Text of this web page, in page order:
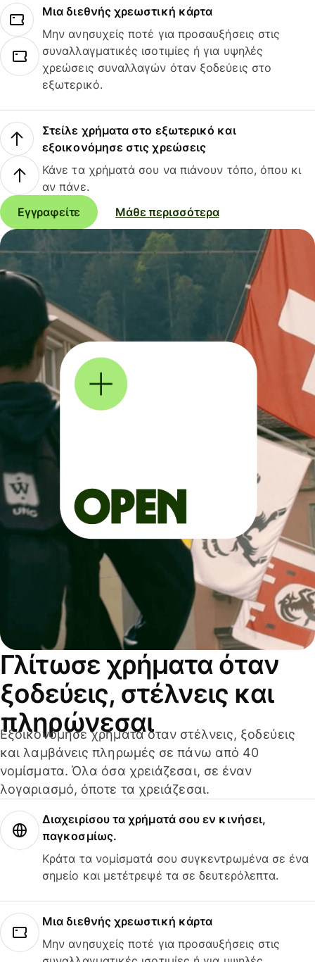
Μια διεθνής χρεωστική κάρτα
Μην ανησυχείς ποτέ για προσαυξήσεις στις
συναλλαγματικές ισοτιμίες ή για υψηλές
χρεώσεις συναλλαγών όταν ξοδεύεις στο
εξωτερικό.
Στείλε χρήματα στο εξωτερικό και
εξοικονόμησε στις χρεώσεις
Κάνε τα χρήματά σου να πιάνουν τόπο, όπου κι
αν πάνε.
Εγγραφείτε
Μάθε περισσότερα
Γλίτωσε χρήματα όταν
ξοδεύεις, στέλνεις και
πληρώνεσαι
Εξοικονόμησε χρήματα όταν στέλνεις, ξοδεύεις
και λαμβάνεις πληρωμές σε πάνω από 40
νομίσματα. Όλα όσα χρειάζεσαι, σε έναν
λογαριασμό, όποτε τα χρειάζεσαι.
Διαχειρίσου τα χρήματά σου εν κινήσει,
παγκοσμίως.
Κράτα τα νομίσματά σου συγκεντρωμένα σε ένα
σημείο και μετέτρεψέ τα σε δευτερόλεπτα.
Μια διεθνής χρεωστική κάρτα
Μην ανησυχείς ποτέ για προσαυξήσεις στις